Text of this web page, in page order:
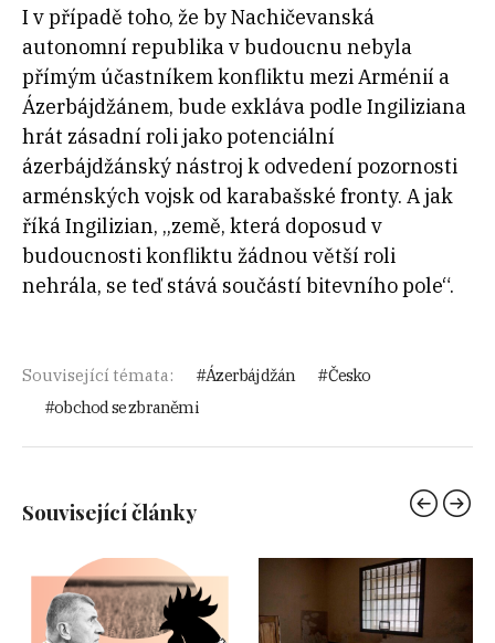
I v případě toho, že by Nachičevanská
autonomní republika v budoucnu nebyla
přímým účastníkem konfliktu mezi Arménií a
Ázerbájdžánem, bude exkláva podle Ingiliziana
hrát zásadní roli jako potenciální
ázerbájdžánský nástroj k odvedení pozornosti
arménských vojsk od karabašské fronty. A jak
říká Ingilizian, „země, která doposud v
budoucnosti konfliktu žádnou větší roli
nehrála, se teď stává součástí bitevního pole“.
Související témata: Ázerbájdžán
Česko
obchod se zbraněmi
Související články